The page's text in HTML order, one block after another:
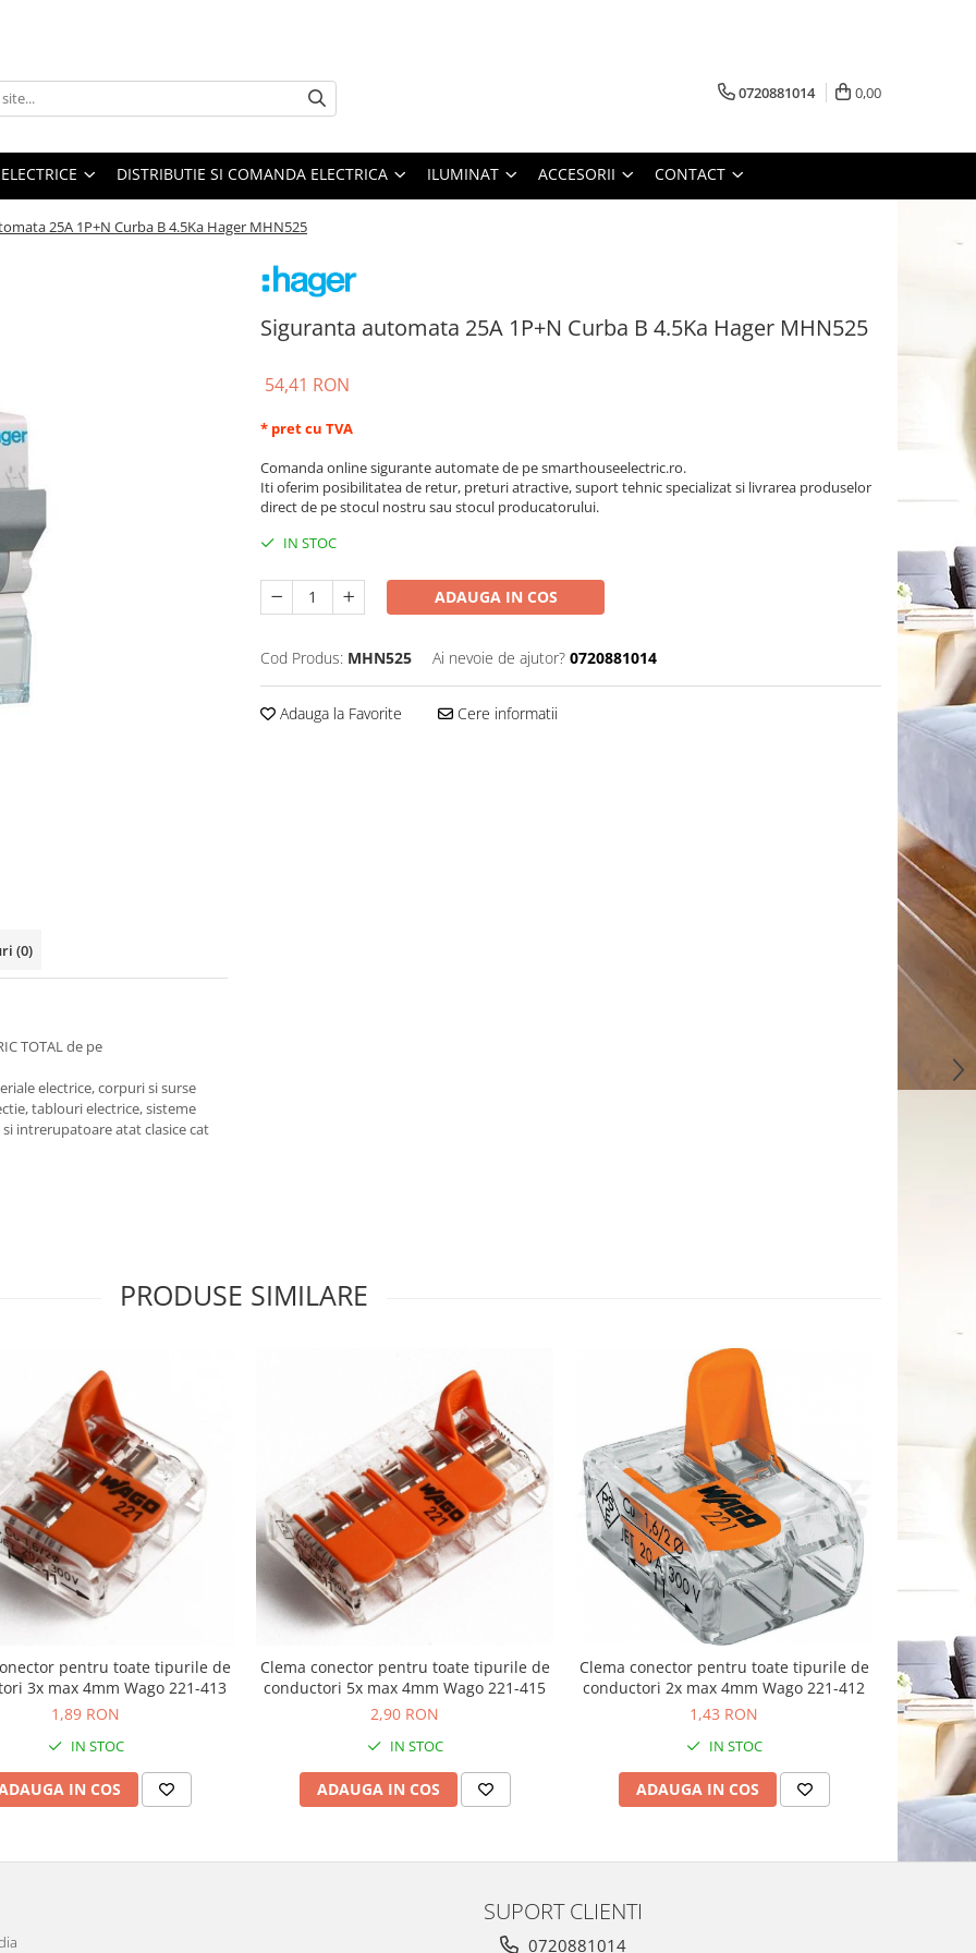
0720881014 0,00
DISTRIBUTIE SI COMANDA ELECTRICA ILUMINAT ACCESORII CONTACT
25A 1P+N Curba B 4.5Ka Hager MHN525
Siguranta automata 25A 1P+N Curba B 4.5Ka Hager MHN525
54,41 RON
* pret cu TVA
Comanda online sigurante automate de pe smarthouseelectric.ro.
Iti oferim posibilitatea de retur, preturi atractive, suport tehnic specializat si livrarea produselor
direct de pe stocul nostru sau stocul producatorului.
IN STOC
ADAUGA IN COS
Cod Produs: MHN525 Ai nevoie de ajutor? 0720881014
Adauga la Favorite Cere informatii
(0)
TOTAL de pe
electrice, corpuri si surse
tablouri electrice, sisteme
intrerupatoare atat clasice cat
PRODUSE SIMILARE
pentru toate tipurile de
3x max 4mm Wago 221-413
1,89 RON
IN STOC
IN COS
Clema conector pentru toate tipurile de
conductori 5x max 4mm Wago 221-415
2,90 RON
IN STOC
ADAUGA IN COS
Clema conector pentru toate tipurile de
conductori 2x max 4mm Wago 221-412
1,43 RON
IN STOC
ADAUGA IN COS
SUPORT CLIENTI
0720881014